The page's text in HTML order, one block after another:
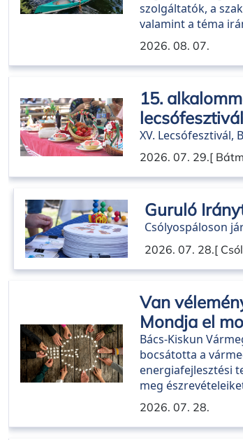
szolgáltatók, a
valamint a téma
2026. 08. 07.
15.
XV. Lecsófesztivál,
2026. 07. 29.[
Guruló
Csólyospáloson
2026. 07. 28.[
Van
Mondja el
Bács-Kiskun
bocsátotta a
energiafejlesztési
meg
2026. 07. 28.